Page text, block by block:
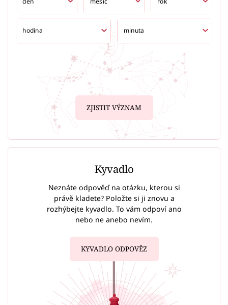
ZJISTIT VÝZNAM
Kyvadlo
Neznáte odpověď na otázku, kterou si
právě kladete? Položte si ji znovu a
rozhýbejte kyvadlo. To vám odpoví ano
nebo ne anebo nevím.
KYVADLO ODPOVĚZ